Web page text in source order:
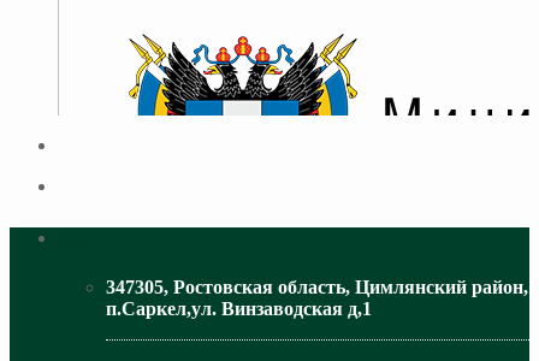
347305, Ростовская область, Цимлянский район,
п.Саркел,ул. Винзаводская д,1